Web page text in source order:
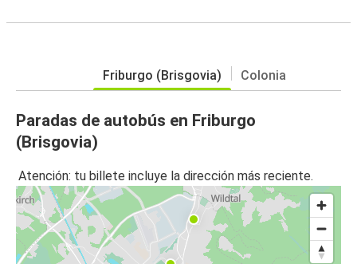
Friburgo (Brisgovia) Colonia
Paradas de autobús en Friburgo
(Brisgovia)
Atención: tu billete incluye la dirección más reciente.